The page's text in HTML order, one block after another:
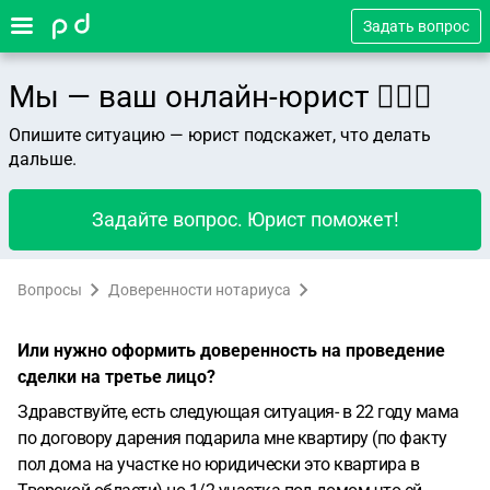
Задать вопрос
Мы — ваш онлайн-юрист 👨🏻‍⚖️
Опишите ситуацию — юрист подскажет, что делать
дальше.
Задайте вопрос. Юрист поможет!
Вопросы Доверенности нотариуса
Или нужно оформить доверенность на проведение
сделки на третье лицо?
Здравствуйте, есть следующая ситуация- в 22 году мама
по договору дарения подарила мне квартиру (по факту
пол дома на участке но юридически это квартира в